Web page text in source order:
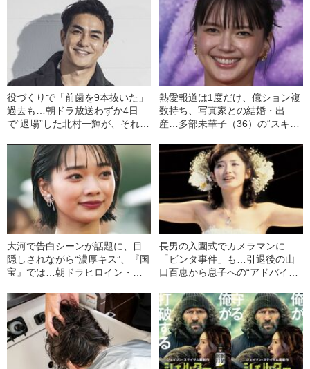
役づくりで「前歯を9本抜いた」
過去も…朝ドラ放送わずか4日
で“退場”した北村一輝が、それで
熱愛報道は1度だけ、億ション複
数持ち、写真家との結婚・出
産…多部未華子（36）の“スキャ
大河で告白シーンが話題に、目
隠しされながら“濃厚キス”、『国
宝』では…朝ドラヒロイン・見
ア《『風、薫る』はオファーで
抜擢》
長男の入園式でカメラマンに
「ビンタ事件」も…引退後の山
口百恵から息子への“アドバイ
て言われてるのに…」